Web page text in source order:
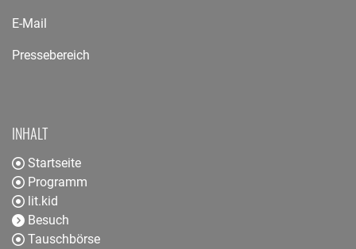
E-Mail
Pressebereich
INHALT
Startseite
Programm
lit.kid
Besuch
Tauschbörse